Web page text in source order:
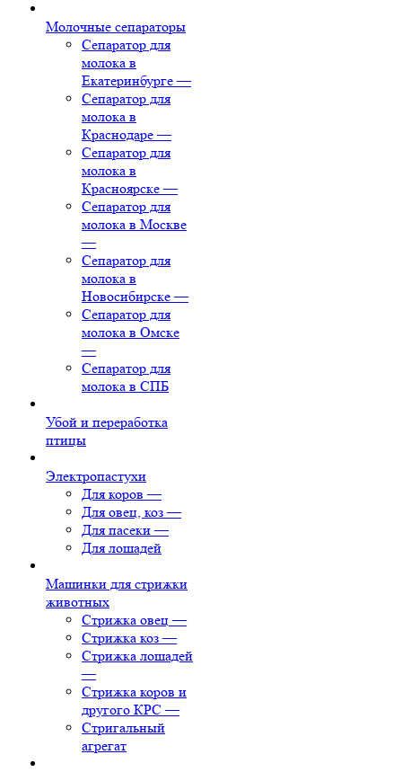
Молочные сепараторы
Сепаратор для
молока в
Екатеринбурге —
Сепаратор для
молока в
Краснодаре —
Сепаратор для
молока в
Красноярске —
Сепаратор для
молока в Москве
—
Сепаратор для
молока в
Новосибирске —
Сепаратор для
молока в Омске
—
Сепаратор для
молока в СПБ
Убой и переработка
птицы
Электропастухи
Для коров —
Для овец, коз —
Для пасеки —
Для лошадей
Машинки для стрижки
животных
Стрижка овец —
Стрижка коз —
Стрижка лошадей
—
Стрижка коров и
другого КРС —
Стригальный
агрегат